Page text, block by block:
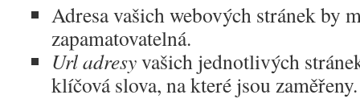
Adresa vašich webových stránek by
zapamatovatelná.
Url adresyvašich jednotlivých
klíčová slova, na které jsou zaměřeny.